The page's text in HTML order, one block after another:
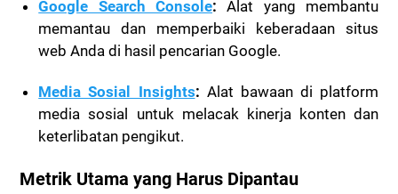
Google Search Console: Alat yang membantu
memantau dan memperbaiki keberadaan situs
web Anda di hasil pencarian Google.
Media Sosial Insights: Alat bawaan di platform
media sosial untuk melacak kinerja konten dan
keterlibatan pengikut.
Metrik Utama yang Harus Dipantau